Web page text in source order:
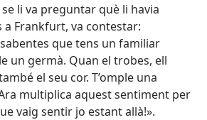
li va preguntar què li havia
a Frankfurt, va contestar:
que tens un familiar
un germà. Quan el trobes, ell
el seu cor. T’omple una
multiplica aquest sentiment per
vaig sentir jo estant allà!».